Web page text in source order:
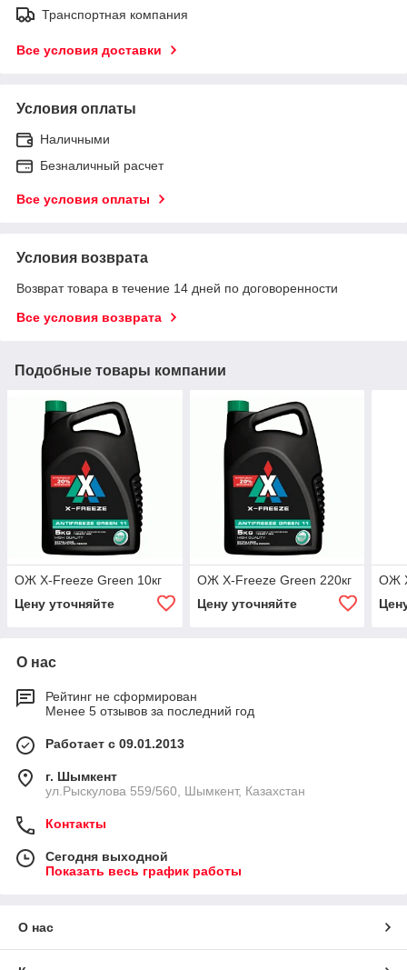
Транспортная компания
Все условия доставки
Условия оплаты
Наличными
Безналичный расчет
Все условия оплаты
Условия возврата
Возврат товара в течение 14 дней по договоренности
Все условия возврата
Подобные товары компании
ОЖ X-Freeze Green 10кг
Цену уточняйте
ОЖ X-Freeze Green 220кг
Цену уточняйте
ОЖ
О нас
Рейтинг не сформирован
Менее 5 отзывов за последний год
Работает с 09.01.2013
г. Шымкент
ул.Рыскулова 559/560, Шымкент, Казахстан
Контакты
Сегодня выходной
Показать весь график работы
О нас